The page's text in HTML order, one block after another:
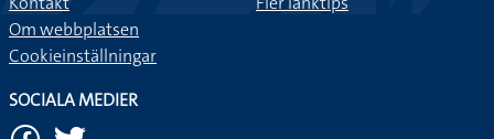
Om webbplatsen
Cookieinställningar
SOCIALA MEDIER